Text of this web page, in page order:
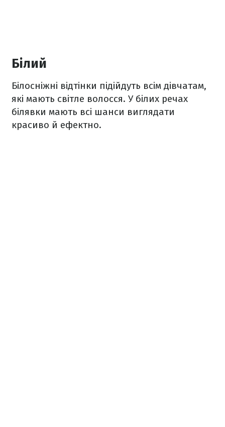
Білий
Білосніжні відтінки підійдуть всім дівчатам,
які мають світле волосся. У білих речах
білявки мають всі шанси виглядати
красиво й ефектно.